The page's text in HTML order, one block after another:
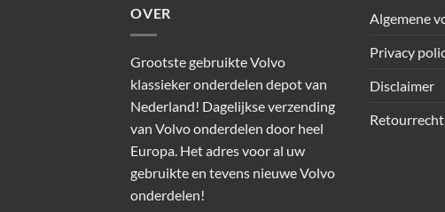
OVER
Grootste gebruikte Volvo
klassieker onderdelen depot van
Nederland! Dagelijkse verzending
van Volvo onderdelen door heel
Europa. Het adres voor al uw
gebruikte en tevens nieuwe Volvo
onderdelen!
Algemene
Privacy
Disclaimer
Retourrecht